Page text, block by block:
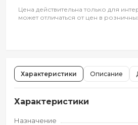
Цена действительна только для
может отличаться от цен в
Характеристики Описание
Характеристики
Назначение